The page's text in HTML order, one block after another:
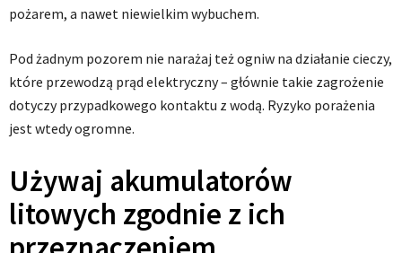
pożarem, a nawet niewielkim wybuchem.
Pod żadnym pozorem nie narażaj też ogniw na działanie cieczy,
które przewodzą prąd elektryczny – głównie takie zagrożenie
dotyczy przypadkowego kontaktu z wodą. Ryzyko porażenia
jest wtedy ogromne.
Używaj akumulatorów
litowych zgodnie z ich